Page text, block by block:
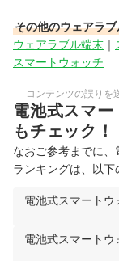
その他のウェアラ
ウェアラブル端末 ｜
スマートウォッチ
コンテンツの誤りを
電池式スマ
もチェック！
なおご参考までに
ランキングは、以下
電池式スマート
電池式スマート